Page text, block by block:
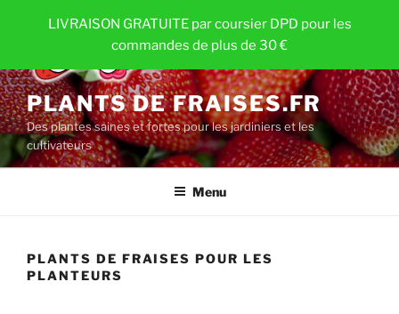
LIVRAISON GRATUITE par coursier DPD pour les
commandes de plus de 30 €
principal
PLANTS DE FRAISES.FR
Des plantes saines et fortes pour les jardiniers et les
cultivateurs
Menu
PLANTS DE FRAISES POUR LES
PLANTEURS